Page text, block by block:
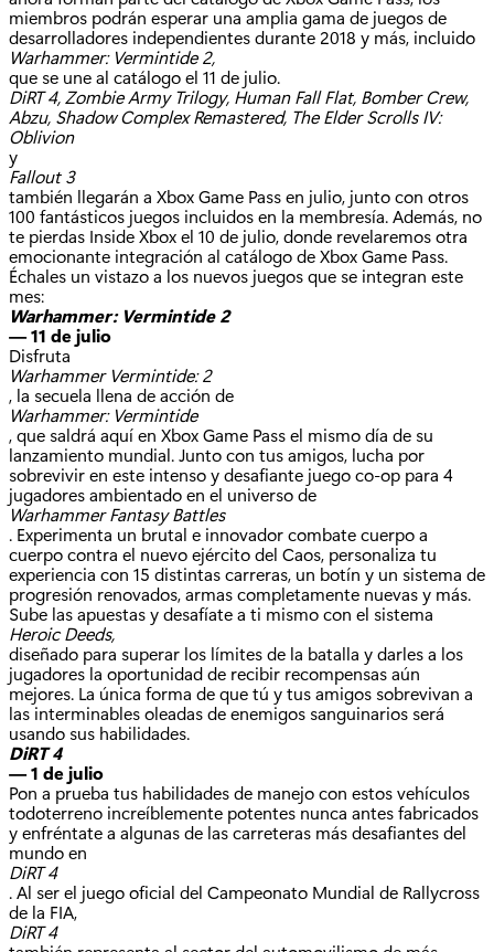
miembros podrán esperar una amplia gama de juegos de
desarrolladores independientes durante 2018 y más, incluido
Warhammer: Vermintide 2,
que se une al catálogo el 11 de julio.
DiRT 4, Zombie Army Trilogy, Human Fall Flat, Bomber Crew,
Abzu, Shadow Complex Remastered, The Elder Scrolls IV:
Oblivion
y
Fallout 3
también llegarán a Xbox Game Pass en julio, junto con otros
100 fantásticos juegos incluidos en la membresía. Además, no
te pierdas Inside Xbox el 10 de julio, donde revelaremos otra
emocionante integración al catálogo de Xbox Game Pass.
Échales un vistazo a los nuevos juegos que se integran este
mes:
Warhammer: Vermintide 2
— 11 de julio
Disfruta
Warhammer Vermintide: 2
, la secuela llena de acción de
Warhammer: Vermintide
, que saldrá aquí en Xbox Game Pass el mismo día de su
lanzamiento mundial. Junto con tus amigos, lucha por
sobrevivir en este intenso y desafiante juego co-op para 4
jugadores ambientado en el universo de
Warhammer Fantasy Battles
. Experimenta un brutal e innovador combate cuerpo a
cuerpo contra el nuevo ejército del Caos, personaliza tu
experiencia con 15 distintas carreras, un botín y un sistema de
progresión renovados, armas completamente nuevas y más.
Sube las apuestas y desafíate a ti mismo con el sistema
Heroic Deeds,
diseñado para superar los límites de la batalla y darles a los
jugadores la oportunidad de recibir recompensas aún
mejores. La única forma de que tú y tus amigos sobrevivan a
las interminables oleadas de enemigos sanguinarios será
usando sus habilidades.
DiRT 4
— 1 de julio
Pon a prueba tus habilidades de manejo con estos vehículos
todoterreno increíblemente potentes nunca antes fabricados
y enfréntate a algunas de las carreteras más desafiantes del
mundo en
DiRT 4
. Al ser el juego oficial del Campeonato Mundial de Rallycross
de la FIA,
DiRT 4